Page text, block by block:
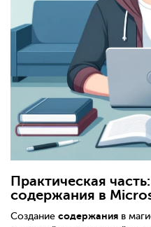
Практическая
содержания в
Создание содержания в